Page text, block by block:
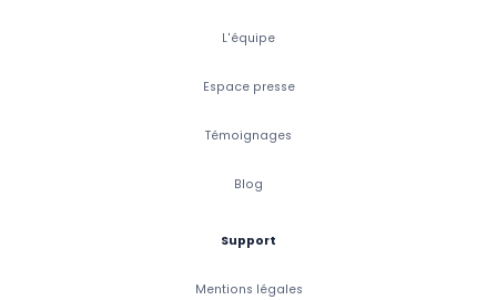
L'équipe
Espace presse
Témoignages
Blog
Support
Mentions légales